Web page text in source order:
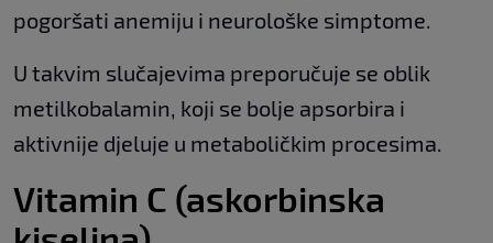
pogoršati anemiju i neurološke simptome.
U takvim slučajevima preporučuje se oblik
metilkobalamin, koji se bolje apsorbira i
aktivnije djeluje u metaboličkim procesima.
Vitamin C (askorbinska